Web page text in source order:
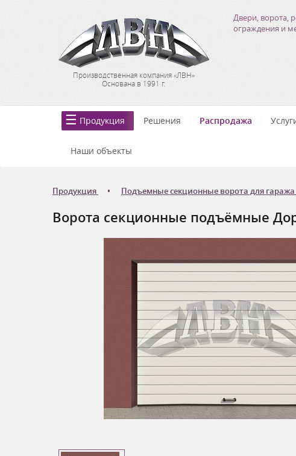
Производственная компания «ЛВН»
Основана в 1991 г.
Двери, ворота,
ограждения и
Продукция Решения Распродажа
Наши объекты
Продукция Подъемные секционные ворота для гаража
Ворота секционные подъёмные